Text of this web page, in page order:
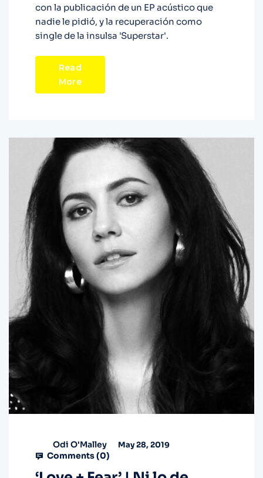
con la publicación de un EP acústico que
nadie le pidió, y la recuperación como
single de la insulsa 'Superstar'.
Read
More
Odi O'Malley May 28, 2019
Comments (0)